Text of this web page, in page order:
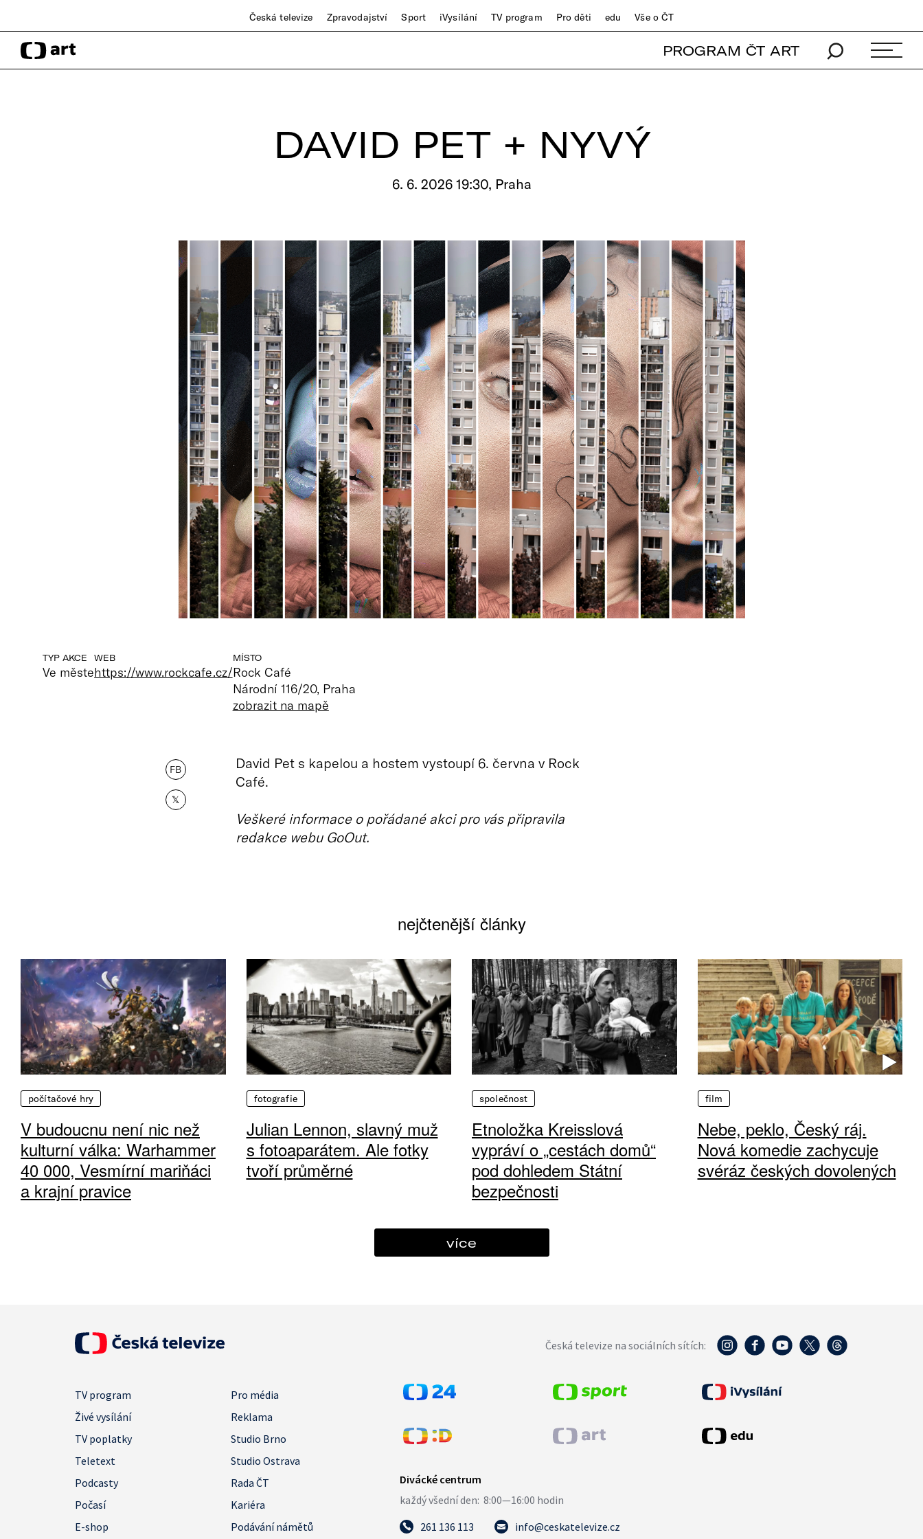
Česká televize Zpravodajství Sport iVysílání TV program Pro děti edu Vše o ČT
PROGRAM ČT ART
DAVID PET + NYVÝ
6. 6. 2026 19:30, Praha
TYP AKCE
Ve měste
WEB
https://www.rockcafe.cz/
MÍSTO
Rock Café
Národní 116/20, Praha
zobrazit na mapě
FB
𝕏
David Pet s kapelou a hostem vystoupí 6. června v Rock
Café.
Veškeré informace o pořádané akci pro vás připravila
redakce webu GoOut.
nejčtenější články
počítačové hry
V budoucnu není nic než
kulturní válka: Warhammer
40 000, Vesmírní mariňáci
a krajní pravice
fotografie
Julian Lennon, slavný muž
s fotoaparátem. Ale fotky
tvoří průměrné
společnost
Etnoložka Kreisslová
vypráví o „cestách domů“
pod dohledem Státní
bezpečnosti
film
Nebe, peklo, Český ráj.
Nová komedie zachycuje
svéráz českých dovolených
více
Česká televize na sociálních sítích:
TV program
Pro média
Živé vysílání
Reklama
TV poplatky
Studio Brno
Teletext
Studio Ostrava
Podcasty
Rada ČT
Počasí
Kariéra
E-shop
Podávání námětů 261 136 113 info@ceskatelevize.cz